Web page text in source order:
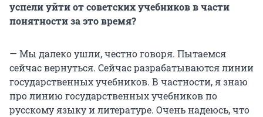
успели уйти от советских учебников в части
понятности за это время?
— Мы далеко ушли, честно говоря. Пытаемся
сейчас вернуться. Сейчас разрабатываются линии
государственных учебников. В частности, я знаю
про линию государственных учебников по
русскому языку и литературе. Очень надеюсь, что